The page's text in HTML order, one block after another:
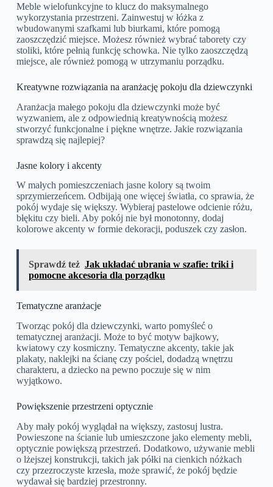
Meble wielofunkcyjne to klucz do maksymalnego
wykorzystania przestrzeni. Zainwestuj w łóżka z
wbudowanymi szafkami lub biurkami, które pomogą
zaoszczędzić miejsce. Możesz również wybrać taborety czy
stoliki, które pełnią funkcję schowka. Nie tylko zaoszczędzą
miejsce, ale również pomogą w utrzymaniu porządku.
Kreatywne rozwiązania na aranżację pokoju dla dziewczynki
Aranżacja małego pokoju dla dziewczynki może być
wyzwaniem, ale z odpowiednią kreatywnością możesz
stworzyć funkcjonalne i piękne wnętrze. Jakie rozwiązania
sprawdzą się najlepiej?
Jasne kolory i akcenty
W małych pomieszczeniach jasne kolory są twoim
sprzymierzeńcem. Odbijają one więcej światła, co sprawia, że
pokój wydaje się większy. Wybieraj pastelowe odcienie różu,
błękitu czy bieli. Aby pokój nie był monotonny, dodaj
kolorowe akcenty w formie dekoracji, poduszek czy zasłon.
Sprawdź też Jak układać ubrania w szafie: triki i
pomocne akcesoria dla porządku
Tematyczne aranżacje
Tworząc pokój dla dziewczynki, warto pomyśleć o
tematycznej aranżacji. Może to być motyw bajkowy,
kwiatowy czy kosmiczny. Tematyczne akcenty, takie jak
plakaty, naklejki na ścianę czy pościel, dodadzą wnętrzu
charakteru, a dziecko na pewno poczuje się w nim
wyjątkowo.
Powiększenie przestrzeni optycznie
Aby mały pokój wyglądał na większy, zastosuj lustra.
Powieszone na ścianie lub umieszczone jako elementy mebli,
optycznie powiększą przestrzeń. Dodatkowo, używanie mebli
o lżejszej konstrukcji, takich jak półki na cienkich nóżkach
czy przezroczyste krzesła, może sprawić, że pokój będzie
wydawał się bardziej przestronny.